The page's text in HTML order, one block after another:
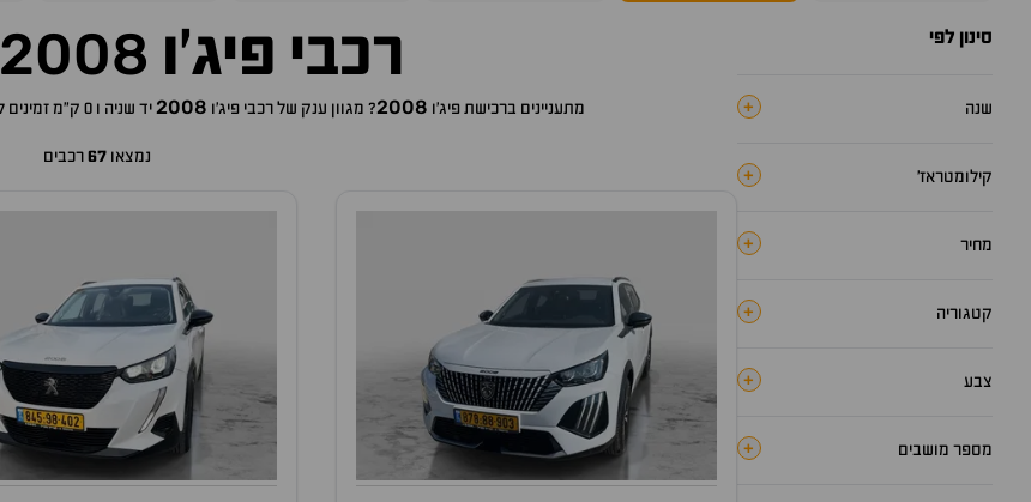
סינון לפי
שנה +
קילומטראז׳ +
מחיר +
קטגוריה +
צבע +
מספר מושבים +
רכבי פיג'ו 2008
מתעניינים ברכישתפיג'ו 2008? מגוון ענק של רכבי פיג'ו 2008יד שניה ו 0 ק"מ זמינים לרכישה באתר, לכם רק נותר לבחור את ה
נמצאו 67רכבים